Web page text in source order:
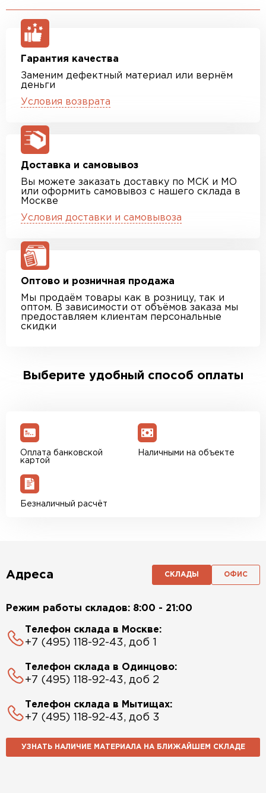
Гарантия качества
Заменим дефектный материал или вернём
деньги
Условия возврата
Доставка и самовывоз
Вы можете заказать доставку по МСК и МО
или оформить самовывоз с нашего склада в
Москве
Условия доставки и самовывоза
Оптово и розничная продажа
Мы продаём товары как в розницу, так и
оптом. В зависимости от объёмов заказа мы
предоставляем клиентам персональные
скидки
Выберите удобный способ оплаты
Оплата банковской
картой
Наличными на объекте
Безналичный расчёт
Адреса СКЛАДЫ ОФИС
Режим работы складов: 8:00 - 21:00
Телефон склада в Москве:
+7 (495) 118-92-43, доб 1
Телефон склада в Одинцово:
+7 (495) 118-92-43, доб 2
Телефон склада в Мытищах:
+7 (495) 118-92-43, доб 3
УЗНАТЬ НАЛИЧИЕ МАТЕРИАЛА НА БЛИЖАЙШЕМ СКЛАДЕ